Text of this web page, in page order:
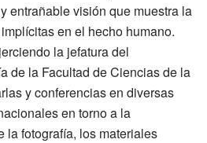
entrañable visión que muestra la
en el hecho humano.
la jefatura del
de la Facultad de Ciencias de la
y conferencias en diversas
en torno a la
la fotografía, los materiales